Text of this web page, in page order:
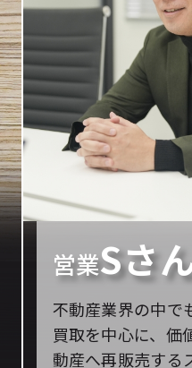
営業Sさ
不動産業界の中で
買取を中心に、価
動産へ再販売する